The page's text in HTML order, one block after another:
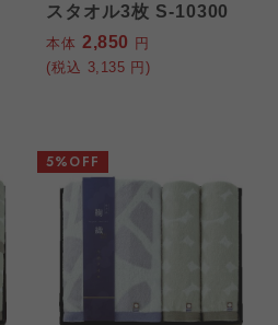
スタオル3枚 S-10300
本体 2,850 円
(税込 3,135 円)
5%OFF